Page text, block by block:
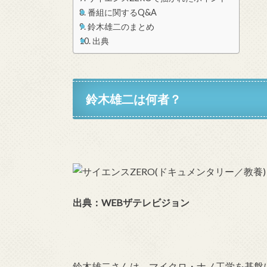
番組に関するQ&A
鈴木雄二のまとめ
出典
鈴木雄二は何者？
出典：WEBザテレビジョン